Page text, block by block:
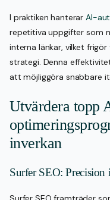
I praktiken hanterarAI-
repetitiva uppgifter som
interna länkar, vilket
strategi. Denna
att möjliggöra snabbare
Utvärdera topp
inverkan
Surfer SEO: